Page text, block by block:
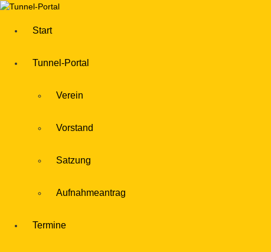
Start
Tunnel-Portal
Verein
Vorstand
Satzung
Aufnahmeantrag
Termine